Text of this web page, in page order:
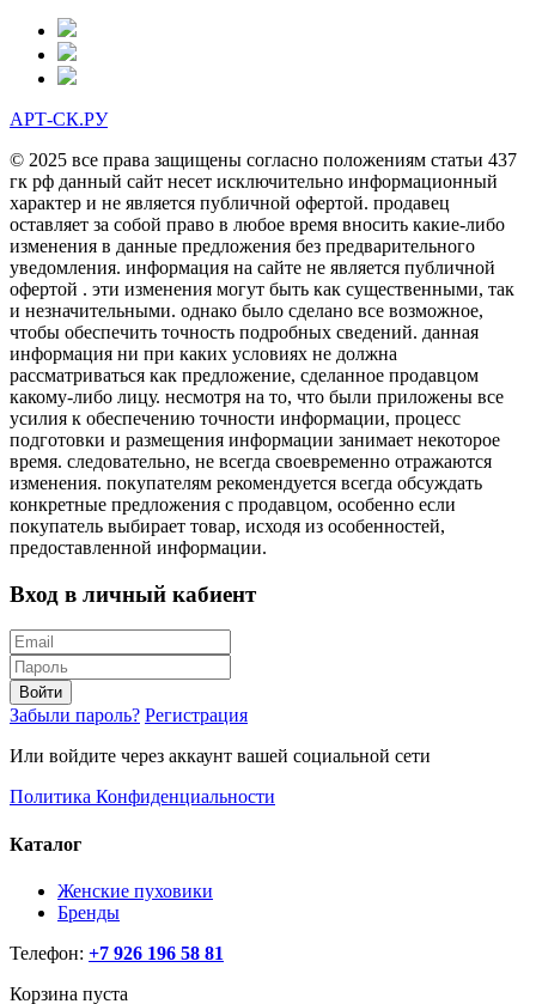
АРТ-СК.РУ
© 2025 все права защищены согласно положениям статьи 437
гк рф данный сайт несет исключительно информационный
характер и не является публичной офертой. продавец
оставляет за собой право в любое время вносить какие-либо
изменения в данные предложения без предварительного
уведомления. информация на сайте не является публичной
офертой . эти изменения могут быть как существенными, так
и незначительными. однако было сделано все возможное,
чтобы обеспечить точность подробных сведений. данная
информация ни при каких условиях не должна
рассматриваться как предложение, сделанное продавцом
какому-либо лицу. несмотря на то, что были приложены все
усилия к обеспечению точности информации, процесс
подготовки и размещения информации занимает некоторое
время. следовательно, не всегда своевременно отражаются
изменения. покупателям рекомендуется всегда обсуждать
конкретные предложения с продавцом, особенно если
покупатель выбирает товар, исходя из особенностей,
предоставленной информации.
Вход в личный кабиент
Войти
Забыли пароль? Регистрация
Или войдите через аккаунт вашей социальной сети
Политика Конфиденциальности
Каталог
Женские пуховики
Бренды
Телефон: +7 926 196 58 81
Корзина пуста